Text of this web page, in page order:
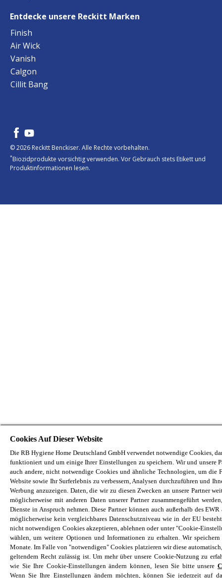
Entdecke unsere Reckitt Marken
Finish
Air Wick
Vanish
Calgon
Cillit Bang
© 2026 Reckitt Benckiser. Alle Rechte vorbehalten.
*Biozidprodukte vorsichtig verwenden. Vor Gebrauch stets Etikett und
Produktinformationen lesen.
Cookies Auf Dieser Website
Die RB Hygiene Home Deutschland GmbH verwendet notwendige Cookies,
funktioniert und um einige Ihrer Einstellungen zu speichern. Wir und unsere
auch andere, nicht notwendige Cookies und ähnliche Technologien, um die
Website sowie Ihr Surferlebnis zu verbessern, Analysen durchzuführen und
Werbung anzuzeigen. Daten, die wir zu diesen Zwecken an unsere Partner
möglicherweise mit anderen Daten unserer Partner zusammengeführt
Dienste in Anspruch nehmen. Diese Partner können auch außerhalb des EWR
möglicherweise kein vergleichbares Datenschutzniveau wie in der EU
nicht notwendigen Cookies akzeptieren, ablehnen oder unter "Cookie-
wählen, um weitere Optionen und Informationen zu erhalten. Wir
Monate. Im Falle von "notwendigen" Cookies platzieren wir diese
geltendem Recht zulässig ist. Um mehr über unsere Cookie-Nutzung zu
wie Sie Ihre Cookie-Einstellungen ändern können, lesen Sie bitte unsere
Wenn Sie Ihre Einstellungen ändern möchten, können Sie jederzeit auf